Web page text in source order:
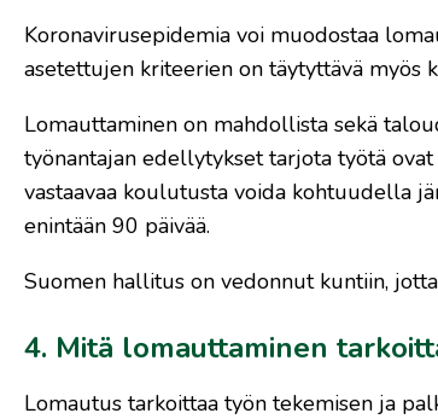
Koronavirusepidemia voi muodostaa
asetettujen kriteerien on täytyttävä myös
Lomauttaminen on mahdollista sekä
työnantajan edellytykset tarjota työtä
vastaavaa koulutusta voida kohtuudella
enintään 90 päivää.
Suomen hallitus on vedonnut kuntiin,
4. Mitä lomauttaminen
Lomautus tarkoittaa työn tekemisen ja